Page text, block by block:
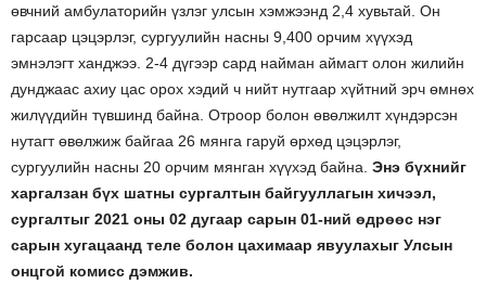
өвчний амбулаторийн үзлэг улсын хэмжээнд 2,4 хувьтай. Он
гарсаар цэцэрлэг, сургуулийн насны 9,400 орчим хүүхэд
эмнэлэгт ханджээ. 2-4 дүгээр сард найман аймагт олон жилийн
дунджаас ахиу цас орох хэдий ч нийт нутгаар хүйтний эрч өмнөх
жилүүдийн түвшинд байна. Отроор болон өвөлжилт хүндэрсэн
нутагт өвөлжиж байгаа 26 мянга гаруй өрхөд цэцэрлэг,
сургуулийн насны 20 орчим мянган хүүхэд байна. Энэ бүхнийг
харгалзан бүх шатны сургалтын байгууллагын хичээл,
сургалтыг 2021 оны 02 дугаар сарын 01-ний өдрөөс нэг
сарын хугацаанд теле болон цахимаар явуулахыг Улсын
онцгой комисс дэмжив.